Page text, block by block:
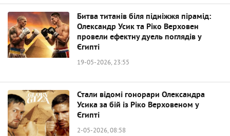
Битва титанів біля підніжжя пірамід:
Олександр Усик та Ріко Верховен
провели ефектну дуель поглядів у
Єгипті
19-05-2026, 23:55
Стали відомі гонорари Олександра
Усика за бій із Ріко Верховеном у
Єгипті
2-05-2026, 08:58